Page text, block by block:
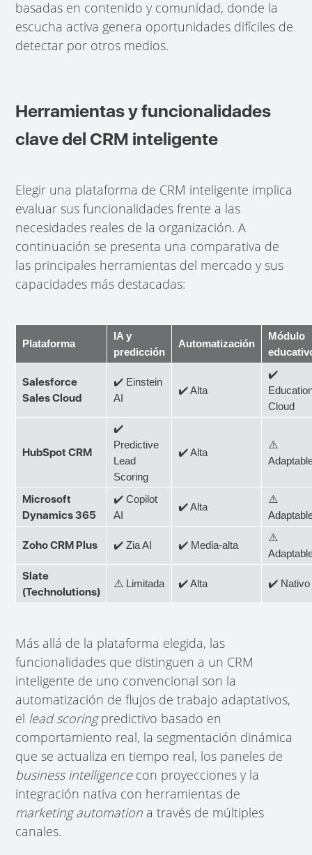
basadas en contenido y comunidad, donde la
escucha activa genera oportunidades difíciles de
detectar por otros medios.
Herramientas y funcionalidades
clave del CRM inteligente
Elegir una plataforma de CRM inteligente implica
evaluar sus funcionalidades frente a las
necesidades reales de la organización. A
continuación se presenta una comparativa de
las principales herramientas del mercado y sus
capacidades más destacadas:
Plataforma
IA y
predicción
Automatización
Módulo
Salesforce
Sales Cloud
✔️ Einstein
AI
✔️ Alta
✔️
Cloud
HubSpot CRM
✔️
Predictive
Lead
Scoring
✔️ Alta
⚠️
Microsoft
Dynamics 365
✔️ Copilot
AI
✔️ Alta
⚠️
Zoho CRM Plus ✔️ Zia AI ✔️ Media-alta
⚠️
Slate
(Technolutions)
⚠️ Limitada ✔️ Alta ✔️ Nativo
Más allá de la plataforma elegida, las
funcionalidades que distinguen a un CRM
inteligente de uno convencional son la
automatización de flujos de trabajo adaptativos,
el lead scoringpredictivo basado en
comportamiento real, la segmentación dinámica
que se actualiza en tiempo real, los paneles de
business intelligencecon proyecciones y la
integración nativa con herramientas de
marketing automation a través de múltiples
canales.